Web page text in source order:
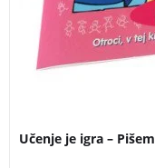
Učenje je igra – Pišem